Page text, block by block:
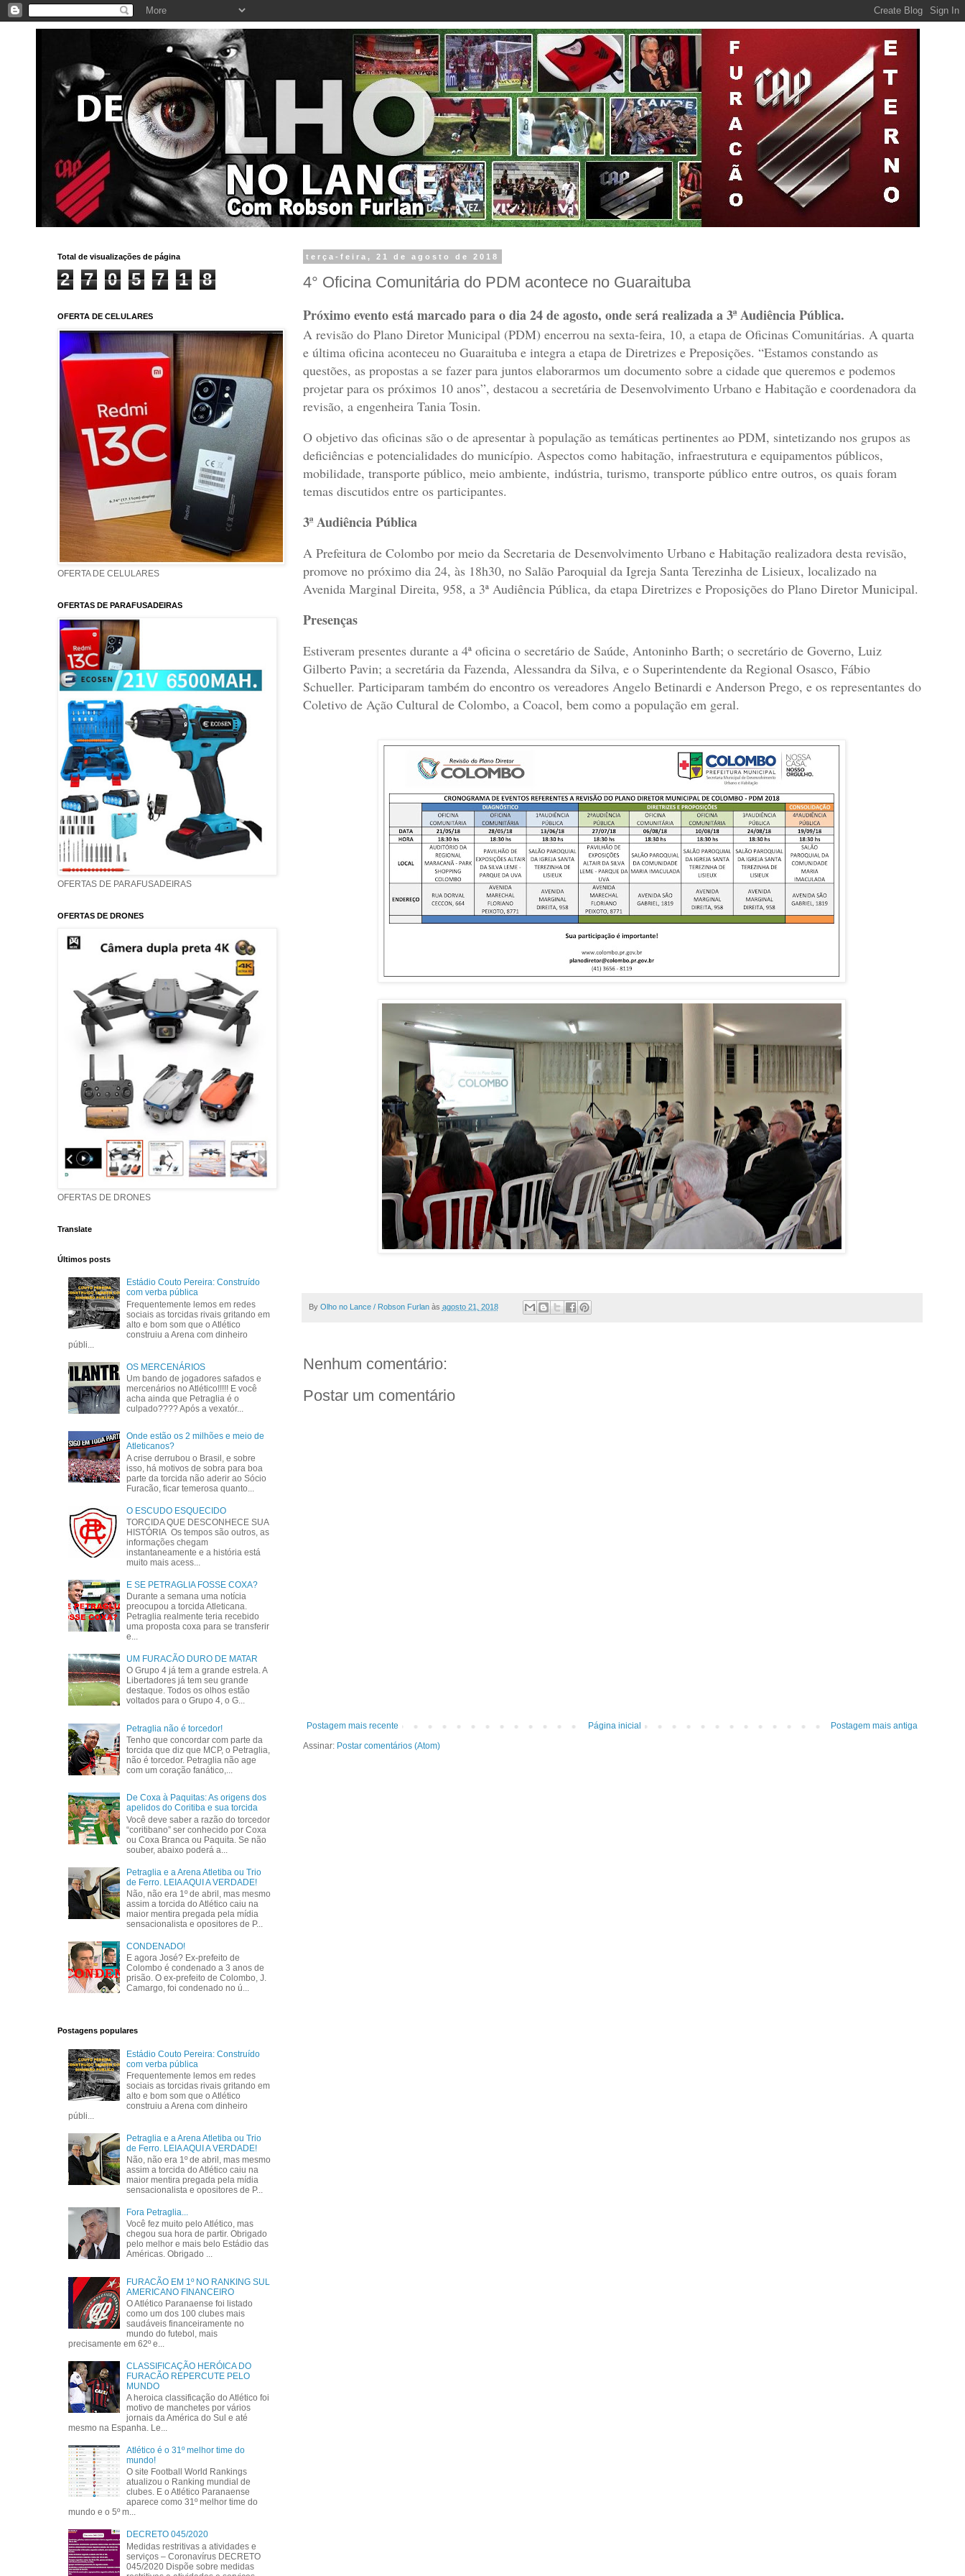
terça-feira, 21 de agosto de 2018
4° Oficina Comunitária do PDM acontece no Guaraituba
Próximo evento está marcado para o dia 24 de agosto, onde será realizada a 3ª Audiência Pública.
A revisão do Plano Diretor Municipal (PDM) encerrou na sexta-feira, 10, a etapa de Oficinas Comunitárias. A quarta
e última oficina aconteceu no Guaraituba e integra a etapa de Diretrizes e Preposições. “Estamos constando as
questões, as propostas a se fazer para juntos elaborarmos um documento sobre a cidade que queremos e podemos
projetar para os próximos 10 anos”, destacou a secretária de Desenvolvimento Urbano e Habitação e coordenadora da
revisão, a engenheira Tania Tosin.
O objetivo das oficinas são o de apresentar à população as temáticas pertinentes ao PDM, sintetizando nos grupos as
deficiências e potencialidades do município. Aspectos como habitação, infraestrutura e equipamentos públicos,
mobilidade, transporte público, meio ambiente, indústria, turismo, transporte público entre outros, os quais foram
temas discutidos entre os participantes.
3ª Audiência Pública
A Prefeitura de Colombo por meio da Secretaria de Desenvolvimento Urbano e Habitação realizadora desta revisão,
promove no próximo dia 24, às 18h30, no Salão Paroquial da Igreja Santa Terezinha de Lisieux, localizado na
Avenida Marginal Direita, 958, a 3ª Audiência Pública, da etapa Diretrizes e Proposições do Plano Diretor Municipal.
Presenças
Estiveram presentes durante a 4ª oficina o secretário de Saúde, Antoninho Barth; o secretário de Governo, Luiz
Gilberto Pavin; a secretária da Fazenda, Alessandra da Silva, e o Superintendente da Regional Osasco, Fábio
Schueller. Participaram também do encontro os vereadores Angelo Betinardi e Anderson Prego, e os representantes do
Coletivo de Ação Cultural de Colombo, a Coacol, bem como a população em geral.
By Olho no Lance / Robson Furlan às agosto 21, 2018
Nenhum comentário:
Postar um comentário
Postagem mais recente Postagem mais antiga
Página inicial
Assinar: Postar comentários (Atom)
Total de visualizações de página
2 7 0 5 7 1 8
OFERTA DE CELULARES
OFERTA DE CELULARES
OFERTAS DE PARAFUSADEIRAS
OFERTAS DE PARAFUSADEIRAS
OFERTAS DE DRONES
OFERTAS DE DRONES
Translate
Últimos posts
Estádio Couto Pereira: Construído
com verba pública
Frequentemente lemos em redes
sociais as torcidas rivais gritando em
alto e bom som que o Atlético
construiu a Arena com dinheiro
públi...
OS MERCENÁRIOS
Um bando de jogadores safados e
mercenários no Atlético!!!!! E você
acha ainda que Petraglia é o
culpado???? Após a vexatór...
Onde estão os 2 milhões e meio de
Atleticanos?
A crise derrubou o Brasil, e sobre
isso, há motivos de sobra para boa
parte da torcida não aderir ao Sócio
Furacão, ficar temerosa quanto...
O ESCUDO ESQUECIDO
TORCIDA QUE DESCONHECE SUA
HISTÓRIA Os tempos são outros, as
informações chegam
instantaneamente e a história está
muito mais acess...
E SE PETRAGLIA FOSSE COXA?
Durante a semana uma notícia
preocupou a torcida Atleticana.
Petraglia realmente teria recebido
uma proposta coxa para se transferir
e...
UM FURACÃO DURO DE MATAR
O Grupo 4 já tem a grande estrela. A
Libertadores já tem seu grande
destaque. Todos os olhos estão
voltados para o Grupo 4, o G...
Petraglia não é torcedor!
Tenho que concordar com parte da
torcida que diz que MCP, o Petraglia,
não é torcedor. Petraglia não age
com um coração fanático,...
De Coxa à Paquitas: As origens dos
apelidos do Coritiba e sua torcida
Você deve saber a razão do torcedor
“coritibano” ser conhecido por Coxa
ou Coxa Branca ou Paquita. Se não
souber, abaixo poderá a...
Petraglia e a Arena Atletiba ou Trio
de Ferro. LEIA AQUI A VERDADE!
Não, não era 1º de abril, mas mesmo
assim a torcida do Atlético caiu na
maior mentira pregada pela mídia
sensacionalista e opositores de P...
CONDENADO!
E agora José? Ex-prefeito de
Colombo é condenado a 3 anos de
prisão. O ex-prefeito de Colombo, J.
Camargo, foi condenado no ú...
Postagens populares
Estádio Couto Pereira: Construído
com verba pública
Frequentemente lemos em redes
sociais as torcidas rivais gritando em
alto e bom som que o Atlético
construiu a Arena com dinheiro
públi...
Petraglia e a Arena Atletiba ou Trio
de Ferro. LEIA AQUI A VERDADE!
Não, não era 1º de abril, mas mesmo
assim a torcida do Atlético caiu na
maior mentira pregada pela mídia
sensacionalista e opositores de P...
Fora Petraglia...
Você fez muito pelo Atlético, mas
chegou sua hora de partir. Obrigado
pelo melhor e mais belo Estádio das
Américas. Obrigado ...
FURACÃO EM 1º NO RANKING SUL
AMERICANO FINANCEIRO
O Atlético Paranaense foi listado
como um dos 100 clubes mais
saudáveis financeiramente no
mundo do futebol, mais
precisamente em 62º e...
CLASSIFICAÇÃO HERÓICA DO
FURACÃO REPERCUTE PELO
MUNDO
A heroica classificação do Atlético foi
motivo de manchetes por vários
jornais da América do Sul e até
mesmo na Espanha. Le...
Atlético é o 31º melhor time do
mundo!
O site Football World Rankings
atualizou o Ranking mundial de
clubes. E o Atlético Paranaense
aparece como 31º melhor time do
mundo e o 5º m...
DECRETO 045/2020
Medidas restritivas a atividades e
serviços – Coronavírus DECRETO
045/2020 Dispõe sobre medidas